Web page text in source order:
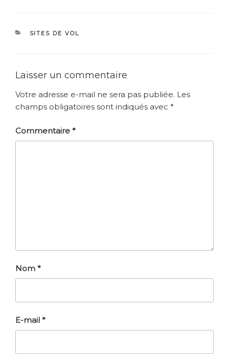
CATÉGORIES
SITES DE VOL
Laisser un commentaire
Votre adresse e-mail ne sera pas publiée. Les
champs obligatoires sont indiqués avec *
Commentaire *
Nom *
E-mail *